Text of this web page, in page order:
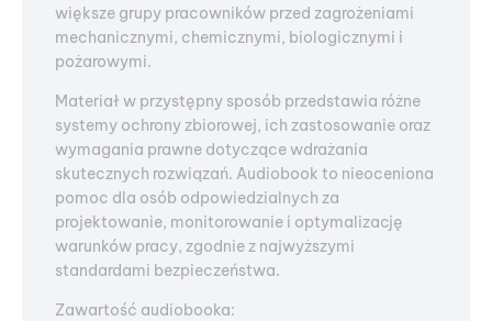
większe grupy pracowników przed zagrożeniami
mechanicznymi, chemicznymi, biologicznymi i
pożarowymi.
Materiał w przystępny sposób przedstawia różne
systemy ochrony zbiorowej, ich zastosowanie oraz
wymagania prawne dotyczące wdrażania
skutecznych rozwiązań. Audiobook to nieoceniona
pomoc dla osób odpowiedzialnych za
projektowanie, monitorowanie i optymalizację
warunków pracy, zgodnie z najwyższymi
standardami bezpieczeństwa.
Zawartość audiobooka: